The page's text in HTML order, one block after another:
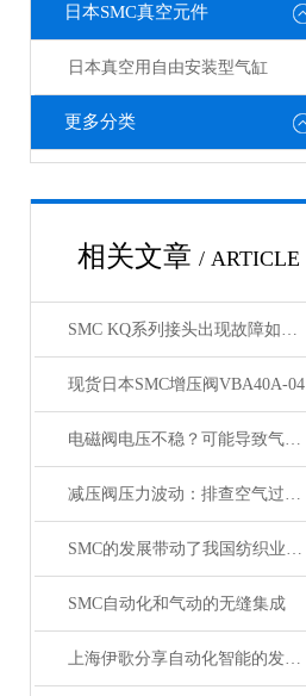
日本SMC真空元件
日本真空用自由安装型气缸
更多分类
相关文章 / ARTICLE
SMC KQ系列接头出现故障如何处理，KQ接头原装正品
现货日本SMC增压阀VBA40A-04
电磁阀电压不稳？可能导致气缸与锁定阀动作紊乱
减压阀压力波动：排查空气过滤器是否存在堵塞
SMC的发展带动了我国纺织业的发展
SMC自动化和气动的无缝集成
上海伊歌分享自动化智能的发展这将成为现实